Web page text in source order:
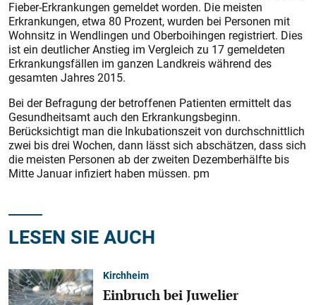
Fieber-Erkrankungen gemeldet worden. Die meisten
Erkrankungen, etwa 80 Prozent, wurden bei Personen mit
Wohnsitz in Wendlingen und Oberboihingen registriert. Dies
ist ein deutlicher Anstieg im Vergleich zu 17 gemeldeten
Erkrankungsfällen im ganzen Landkreis während des
gesamten Jahres 2015.
Bei der Befragung der betroffenen Patienten ermittelt das
Gesundheitsamt auch den Erkrankungsbeginn.
Berücksichtigt man die Inkubationszeit von durchschnittlich
zwei bis drei Wochen, dann lässt sich abschätzen, dass sich
die meisten Personen ab der zweiten Dezemberhälfte bis
Mitte Januar infiziert haben müssen. pm
LESEN SIE AUCH
Kirchheim
Einbruch bei Juwelier